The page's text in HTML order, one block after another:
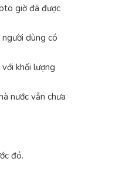
giờ đã được
dùng có
khối lượng
nước vẫn chưa
đó.